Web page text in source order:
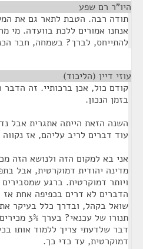
היו"ר רם שפע
תודה רבה. הטבת לתאר גם את
אנחנו אמורים ללכת בוועדה. מי
להתייחס, לברך? בשמחה, חבר
עוזי דיין (הליכוד)
קודם כול, אכן ברכותיי. זה הדבר
בזמן הנכון.
השנה הזאת הייתה אתגרית אבל
עוד דברים לריב עליהם, אז
אני בא למקום הזה ולנושא הזה
מדינה יהודית דמוקרטית, אבל
ויותר דמוקרטית. ברגע
הדברים לא דרים בכפיפה אחת אז
שואל בקהל, ובדרך כלל בעיקר
תנורו של
דבר שלדעתי צריך ללמוד אותו
דמוקרטית, עד כדי כך.